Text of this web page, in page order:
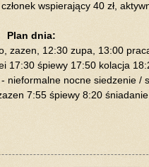
wspierający 40 zł,
Plan dnia:
zazen, 12:30 zupa, 13:00
17:30 śpiewy 17:50 kolacja
nieformalne nocne siedzenie /
7:55 śpiewy 8:20 śniadanie